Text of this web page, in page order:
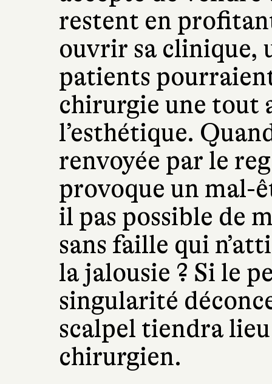
restent en
ouvrir sa clinique,
patients
chirurgie une tout
l’esthétique.
renvoyée par le
provoque un mal-
il pas possible de
sans faille qui
la jalousie ? Si le
singularité
scalpel tiendra
chirurgien.